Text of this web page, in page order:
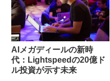
AIメガディールの新時
代：Lightspeedの20億ド
ル投資が示す未来